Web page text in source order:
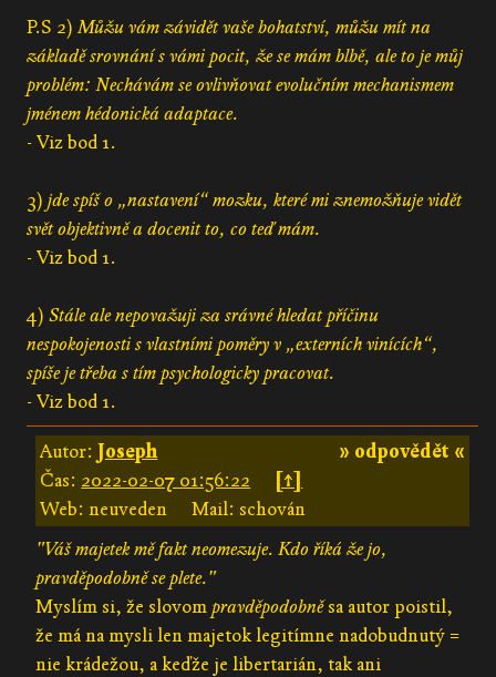
P.S 2)Můžu vám závidět vaše bohatství, můžu mít na
základě srovnání s vámi pocit, že se mám blbě, ale to je můj
problém: Nechávám se ovlivňovat evolučním mechanismem
jménem hédonická adaptace.
- Viz bod 1.
3) jde spíš o „nastavení“ mozku, které mi znemožňuje vidět
svět objektivně a docenit to, co teď mám.
- Viz bod 1.
4) Stále ale nepovažuji za srávné hledat příčinu
nespokojenosti s vlastními poměry v „externích vinících“,
spíše je třeba s tím psychologicky pracovat.
- Viz bod 1.
» odpovědět «
Autor:Joseph
Čas: 2022-02-07 01:56:22
[↑]
Web: neuveden
Mail: schován
"Váš majetek mě fakt neomezuje. Kdo říká že jo,
pravděpodobně se plete."
Myslím si, že slovompravděpodobněsa autor poistil,
že má na mysli len majetok legitímne nadobudnutý =
nie krádežou, a keďže je libertarián, tak ani